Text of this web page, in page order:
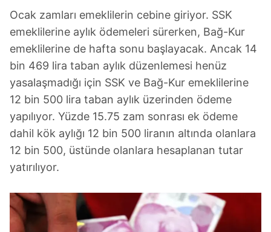
Ocak zamları emeklilerin cebine giriyor. SSK
emeklilerine aylık ödemeleri sürerken, Bağ-Kur
emeklilerine de hafta sonu başlayacak. Ancak 14
bin 469 lira taban aylık düzenlemesi henüz
yasalaşmadığı için SSK ve Bağ-Kur emeklilerine
12 bin 500 lira taban aylık üzerinden ödeme
yapılıyor. Yüzde 15.75 zam sonrası ek ödeme
dahil kök aylığı 12 bin 500 liranın altında olanlara
12 bin 500, üstünde olanlara hesaplanan tutar
yatırılıyor.